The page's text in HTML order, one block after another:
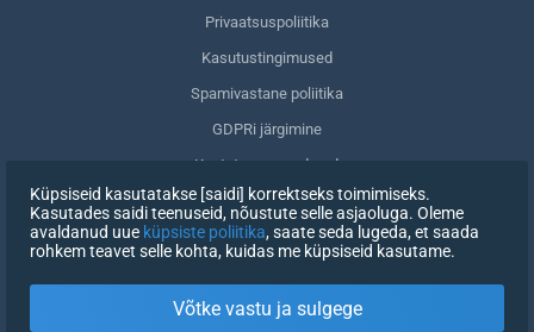
Privaatsuspoliitika
Kasutustingimused
Spamivastane poliitika
GDPRi järgimine
Kustuta oma andmed
Nõusoleku tagasivõtmine
Küpsiseid kasutatakse [saidi] korrektseks toimimiseks.
Kasutades saidi teenuseid, nõustute selle asjaoluga. Oleme
avaldanud uue küpsiste poliitika, saate seda lugeda, et saada
rohkem teavet selle kohta, kuidas me küpsiseid kasutame.
Võtke vastu ja sulgege